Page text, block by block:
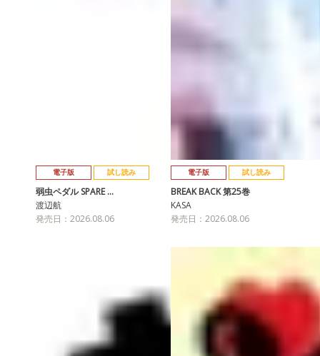
電子版 試し読み
弱虫ペダル SPARE …
渡辺航
発売日：2026.08.06
電子版 試し読み
BREAK BACK 第25巻
KASA
発売日：2026.08.06